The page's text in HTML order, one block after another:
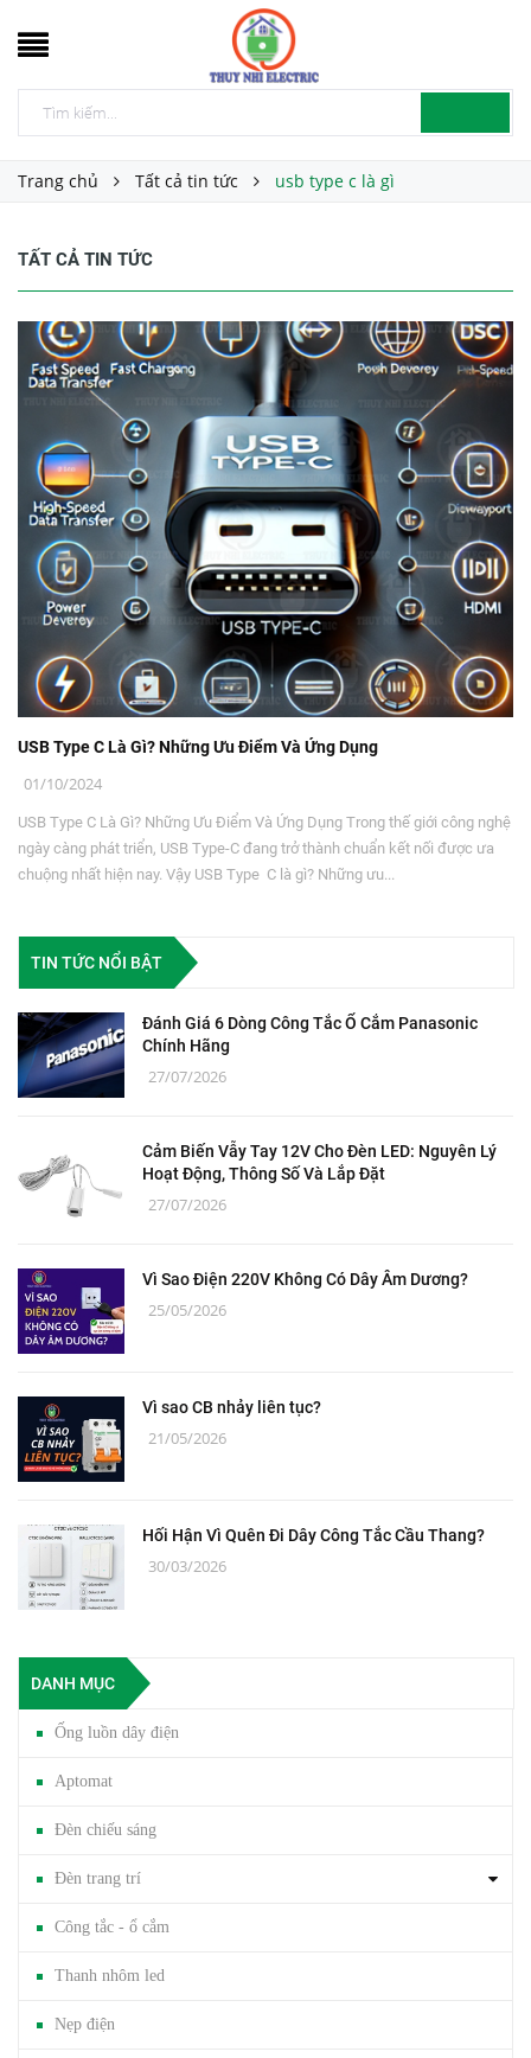
Trang chủ Tất cả tin tức usb type c là gì
TẤT CẢ TIN TỨC
USB Type C Là Gì? Những Ưu Điểm Và Ứng Dụng
01/10/2024
USB Type C Là Gì? Những Ưu Điểm Và Ứng Dụng Trong thế giới công nghệ
ngày càng phát triển, USB Type-C đang trở thành chuẩn kết nối được ưa
chuộng nhất hiện nay. Vậy USB Type C là gì? Những ưu...
TIN TỨC NỔI BẬT
Đánh Giá 6 Dòng Công Tắc Ổ Cắm Panasonic
Chính Hãng
27/07/2026
Cảm Biến Vẫy Tay 12V Cho Đèn LED: Nguyên Lý
Hoạt Động, Thông Số Và Lắp Đặt
27/07/2026
Vì Sao Điện 220V Không Có Dây Âm Dương?
25/05/2026
Vì sao CB nhảy liên tục?
21/05/2026
Hối Hận Vì Quên Đi Dây Công Tắc Cầu Thang?
30/03/2026
DANH MỤC
Ống luồn dây điện
Aptomat
Đèn chiếu sáng
Đèn trang trí
Công tắc - ổ cắm
Thanh nhôm led
Nẹp điện